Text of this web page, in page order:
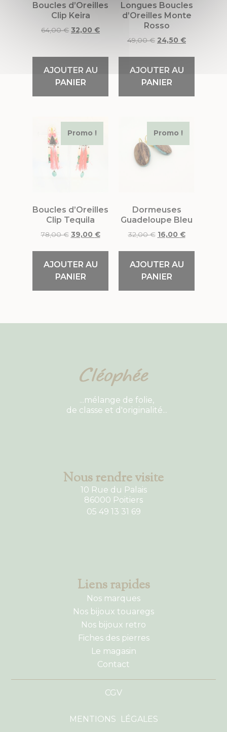
Boucles d’Oreilles
Clip Keira
64,00€ 32,00 €
AJOUTER AU
PANIER
Longues Boucles
d’Oreilles Monte
Rosso
49,00€ 24,50 €
AJOUTER AU
PANIER
Promo !
Boucles d’Oreilles
Clip Tequila
78,00€ 39,00 €
AJOUTER AU
PANIER
Promo !
Dormeuses
Guadeloupe Bleu
32,00€ 16,00 €
AJOUTER AU
PANIER
...mélange de folie,
de classe et d'originalité...
Nous rendre visite
10 Rue du Palais
86000 Poitiers
05 49 13 31 69
Liens rapides
Nos marques
Nos bijoux touaregs
Nos bijoux retro
Fiches des pierres
Le magasin
Contact
CGV
MENTIONS LÉGALES